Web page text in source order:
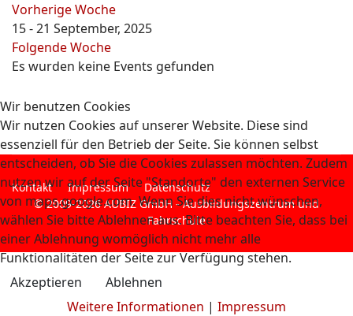
Vorherige Woche
15 - 21 September, 2025
Folgende Woche
Es wurden keine Events gefunden
Kontakt Impressum
Datenschutz
© 2009-2026 AUBIZ GmbH - Ausbildungszentrum und
Fahrschule
Wir benutzen Cookies
Wir nutzen Cookies auf unserer Website. Diese sind
essenziell für den Betrieb der Seite. Sie können selbst
entscheiden, ob Sie die Cookies zulassen möchten. Zudem
nutzen wir auf der Seite "Standorte" den externen Service
von maps.google.com. Wenn Sie dies nicht wünschen,
wählen Sie bitte Ablehnen aus. Bitte beachten Sie, dass bei
einer Ablehnung womöglich nicht mehr alle
Funktionalitäten der Seite zur Verfügung stehen.
Akzeptieren
Ablehnen
Weitere Informationen | Impressum